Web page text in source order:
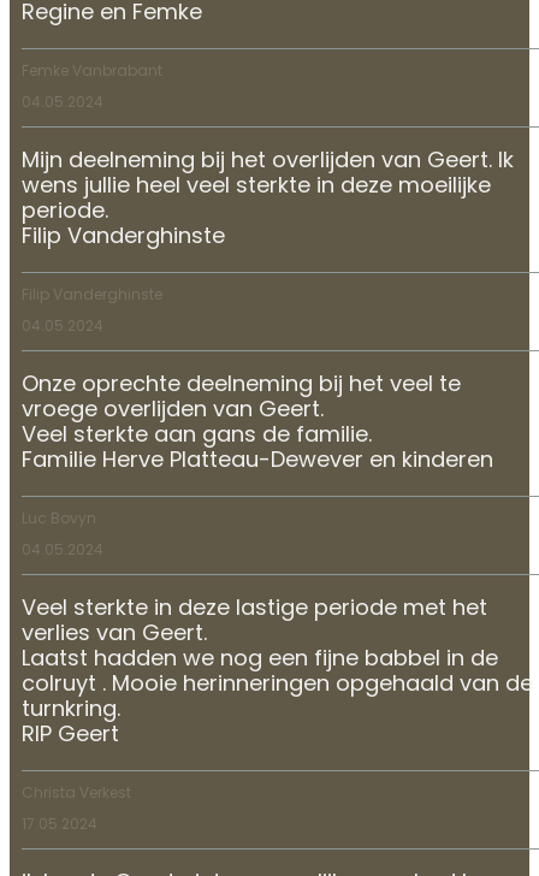
Regine en Femke
Femke Vanbrabant
04.05.2024
Mijn deelneming bij het overlijden van Geert. Ik
wens jullie heel veel sterkte in deze moeilijke
periode.
Filip Vanderghinste
Filip Vanderghinste
04.05.2024
Onze oprechte deelneming bij het veel te
vroege overlijden van Geert.
Veel sterkte aan gans de familie.
Familie Herve Platteau-Dewever en kinderen
Luc Bovyn
04.05.2024
Veel sterkte in deze lastige periode met het
verlies van Geert.
Laatst hadden we nog een fijne babbel in de
colruyt . Mooie herinneringen opgehaald van de
turnkring.
RIP Geert
Christa Verkest
17.05.2024